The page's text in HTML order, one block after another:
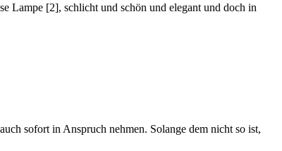
Lampe [2], schlicht und schön und elegant und doch in
sofort in Anspruch nehmen. Solange dem nicht so ist,